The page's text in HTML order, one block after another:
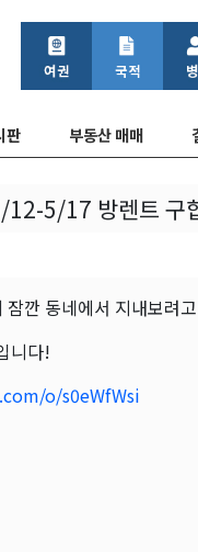
판 부동산 매매
12-5/17 방렌트 구
잠깐 동네에서 지내보려
니다!
o/s0eWfWsi